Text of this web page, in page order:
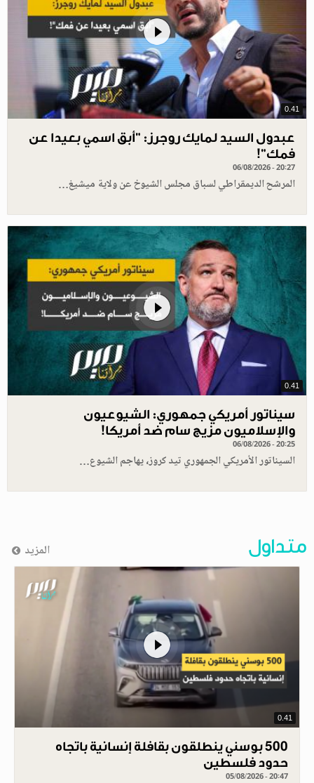
0.41
عبدول السيد لمايك روجرز: "أبق اسمي بعيدا عن
فمك"!
06/08/2026 - 20:27
المرشح الديمقراطي لسباق مجلس الشيوخ عن ولاية ميشيغ…
0.41
سيناتور أمريكي جمهوري: الشيوعيون
والإسلاميون مزيج سام ضد أمريكا!
06/08/2026 - 20:25
السيناتور الأمريكي الجمهوري تيد كروز، يهاجم الشيوع…
متداول المزيد
0.41
500 بوسني ينطلقون بقافلة إنسانية باتجاه
حدود فلسطين
05/08/2026 - 20:47